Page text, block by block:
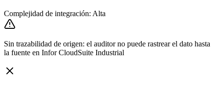
Complejidad de integración: Alta
Sin trazabilidad de origen: el auditor no puede rastrear el dato hasta
la fuente en Infor CloudSuite Industrial